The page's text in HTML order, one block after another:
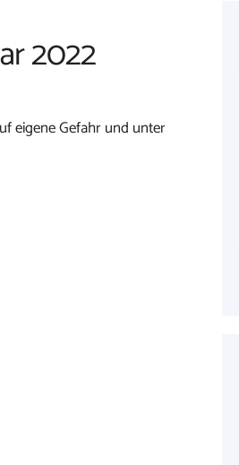
2022
eigene Gefahr und unter